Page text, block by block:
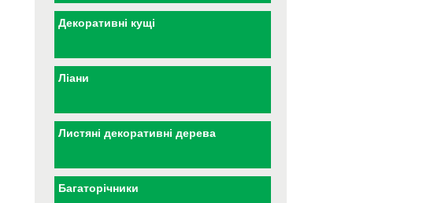
Декоративні кущі
Ліани
Листяні декоративні дерева
Багаторічники